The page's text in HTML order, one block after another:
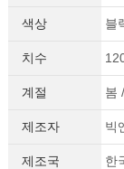
색상 블
치수
계절 봄
제조자 빅
제조국 한